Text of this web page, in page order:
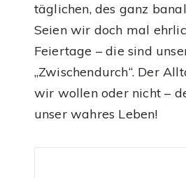
täglichen, des ganz
Seien wir doch mal
Feiertage – die sind
„Zwischendurch“. Der
wir wollen oder nicht –
unser wahres Leben!